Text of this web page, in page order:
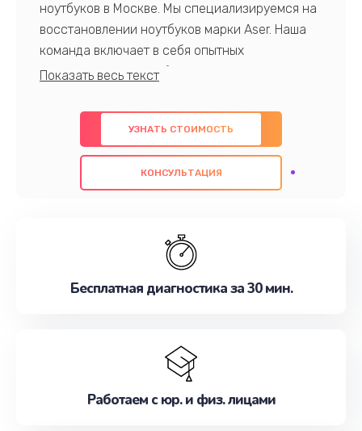
ноутбуков в Москве. Мы специализируемся на
восстановлении ноутбуков марки Aser. Наша
команда включает в себя опытных
профессионалов с обширными знаниями и
предлагаем быстрый и качественный ремонт с
использованием оригинальных компонентов, а
также гарантируем качество всех
проведенных работ. Наша цель - предоставить
наилучшим образом. Не медлите записаться на
УЗНАТЬ СТОИМОСТЬ
КОНСУЛЬТАЦИЯ
Бесплатная диагностика за 30 мин.
Работаем с юр. и физ. лицами